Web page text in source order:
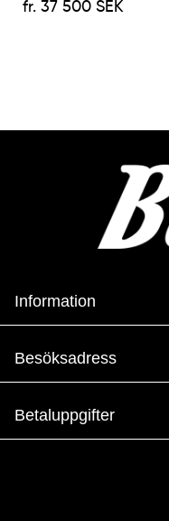
37 500SEK
Information
Besöksadress
Betaluppgifter